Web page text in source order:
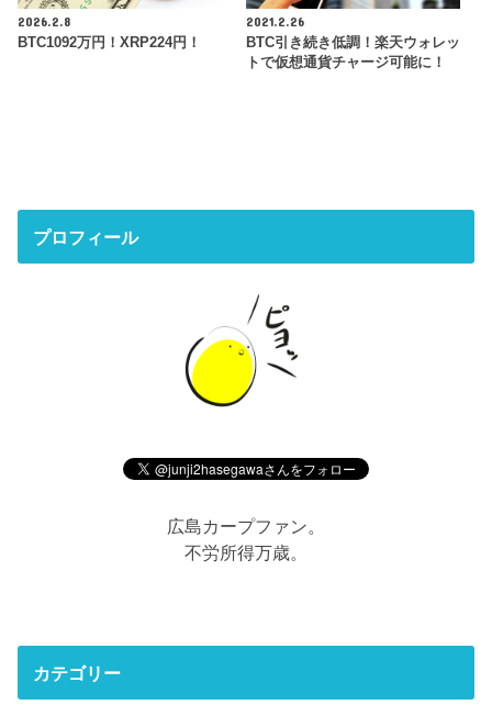
2026.2.8
BTC1092万円！XRP224円！
2021.2.26
BTC引き続き低調！楽天ウォレッ
トで仮想通貨チャージ可能に！
プロフィール
広島カープファン。
不労所得万歳。
カテゴリー